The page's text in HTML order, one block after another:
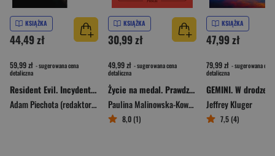
KSIĄŻKA
44,49 zł
59,99 zł - sugerowana cena
detaliczna
Resident Evil. Incydent Raccoon City
Adam Piechota (redaktor prowadzący)
KSIĄŻKA
30,99 zł
49,99 zł - sugerowana cena
detaliczna
Życie na medal. Prawdziwe historie niezwykłych kobiet, które dzięki wytrwałości i walce o siebie sięgnęły po paralimpijskie zwycięstwo
Paulina Malinowska-Kowalczyk
8,0 (1)
KSIĄŻKA
47,99 zł
79,99 zł - sugerowana cena
detaliczna
Jeffrey Kluger
7,5 (4)